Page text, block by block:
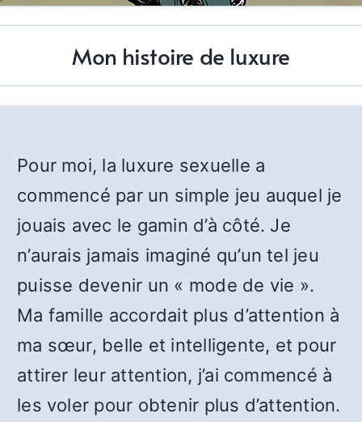
Mon histoire de luxure
Pour moi, la luxure sexuelle a
commencé par un simple jeu auquel je
jouais avec le gamin d’à côté. Je
n’aurais jamais imaginé qu’un tel jeu
puisse devenir un « mode de vie ».
Ma famille accordait plus d’attention à
ma sœur, belle et intelligente, et pour
attirer leur attention, j’ai commencé à
les voler pour obtenir plus d’attention.